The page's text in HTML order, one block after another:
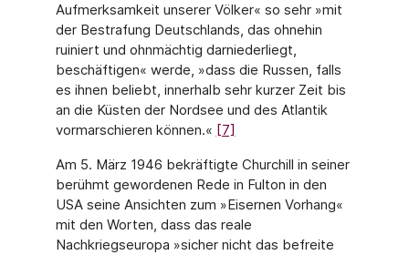
Aufmerksamkeit unserer Völker« so sehr »mit
der Bestrafung Deutschlands, das ohnehin
ruiniert und ohnmächtig darniederliegt,
beschäftigen« werde, »dass die Russen, falls
es ihnen beliebt, innerhalb sehr kurzer Zeit bis
an die Küsten der Nordsee und des Atlantik
vormarschieren können.« [7]
Am 5. März 1946 bekräftigte Churchill in seiner
berühmt gewordenen Rede in Fulton in den
USA seine Ansichten zum »Eisernen Vorhang«
mit den Worten, dass das reale
Nachkriegseuropa »sicher nicht das befreite